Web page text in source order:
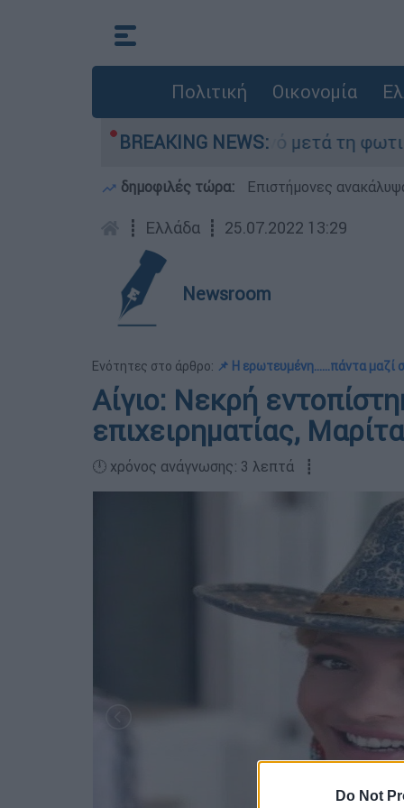
Do Not
Πολιτική Οικονομία
BREAKING NEWS:
στο Πόρτο Γερμανό μετά τη φωτιά -
δημοφιλές τώρα: Επιστήμονες
┋ Ελλάδα ┋ 25.07.2022 13:29
Newsroom
Ενότητες στο άρθρο: 📌 Η ερωτευμένη……πάντα μαζί
Αίγιο: Νεκρή
επιχειρηματίας,
🕛 χρόνος ανάγνωσης: 3 λεπτά ┋